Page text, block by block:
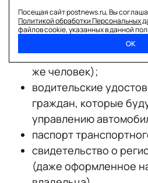
оформления полиса
документа:
паспорт владельца
страхователя (как
же человек);
водительские
граждан, которые
управлению
паспорт
свидетельство о
(даже оформленное
Посещая сайт postnews.ru, Вы
Политикой обработки Персональных
файлов cookie, указанных в данной
ОК